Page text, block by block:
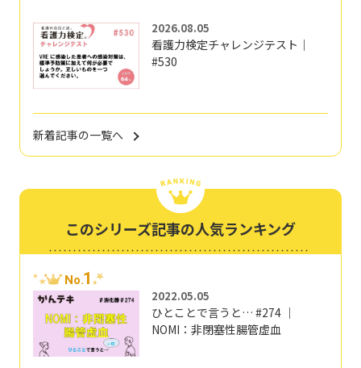
2026.08.05
看護力検定チャレンジテスト｜
#530
新着記事の一覧へ
このシリーズ記事の人気ランキング
No.1
2022.05.05
ひとことで言うと… #274 ｜
NOMI：非閉塞性腸管虚血